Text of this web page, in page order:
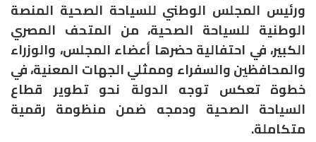
ورئيس المجلس الوطني للسياحة الصحية المنصة
الوطنية للسياحة الصحية، من المتحف المصري
الكبير، في احتفالية حضرها أعضاء المجلس، والوزراء
والمحافظين والسفراء وممثلي الجهات المعنية، في
خطوة تعكس توجه الدولة نحو تطوير قطاع
السياحة الصحية ودمجه ضمن منظومة رقمية
متكاملة.